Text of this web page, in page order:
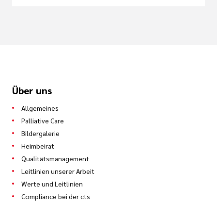
Über uns
Allgemeines
Palliative Care
Bildergalerie
Heimbeirat
Qualitätsmanagement
Leitlinien unserer Arbeit
Werte und Leitlinien
Compliance bei der cts